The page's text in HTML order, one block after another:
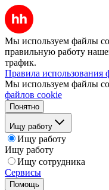
Мы используем файлы
правильную работу
трафик.
Правила использования
Мы используем файлы
файлов cookie
Понятно
Ищу работу
Ищу работу
Ищу работу
Ищу сотрудника
Сервисы
Помощь